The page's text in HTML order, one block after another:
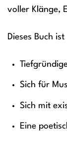
voller Klänge,
Dieses Buch
Sich für
Sich mit
Eine